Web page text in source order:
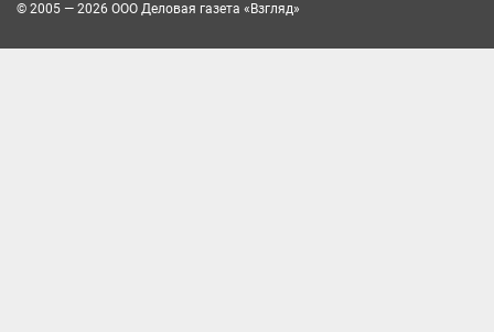
© 2005 — 2026 ООО Деловая газета «Взгляд»